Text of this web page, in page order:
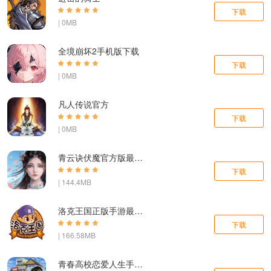
| 0MB
下载
全境崩坏2手机版下载
| 0MB
下载
凡人传说官方
| 0MB
下载
青云诀伏魔官方版最新版下载
| 144.4MB
下载
洛克王国正版手游最新版本下载
| 166.58MB
下载
青春高校恋爱人生手游下载